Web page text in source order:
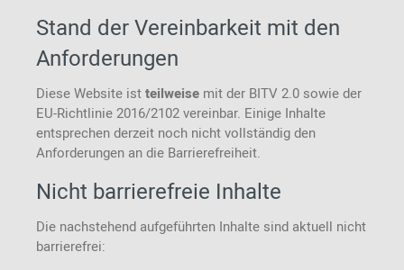
Stand der Vereinbarkeit mit den
Anforderungen
Diese Website istteilweise mit der BITV 2.0 sowie der
EU-Richtlinie 2016/2102 vereinbar. Einige Inhalte
entsprechen derzeit noch nicht vollständig den
Anforderungen an die Barrierefreiheit.
Nicht barrierefreie Inhalte
Die nachstehend aufgeführten Inhalte sind aktuell nicht
barrierefrei: